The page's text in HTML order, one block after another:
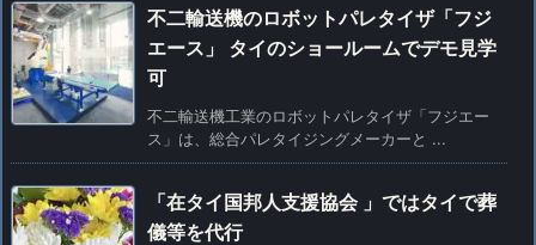
不二輸送機のロボットパレタイザ「フジ
エース」 タイのショールームでデモ見学
可
不二輸送機工業のロボットパレタイザ「フジエー
ス」は、総合パレタイジングメーカーと ...
「在タイ国邦人支援協会 」ではタイで葬
儀等を代行